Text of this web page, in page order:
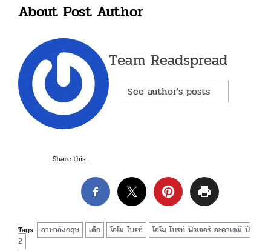
About Post Author
Team Readspread
See author's posts
Share this...
Tags: ภาษาอังกฤษ เด็ก โอโม ไบรท์
โอโม ไบรท์ ฟิวเจอร์ อะคาเดมี ปี
2